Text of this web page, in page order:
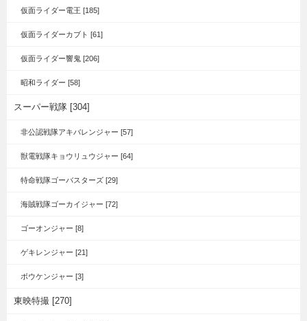
仮面ライダー電王 [185]
仮面ライダーカブト [61]
仮面ライダー響鬼 [206]
昭和ライダー [58]
スーパー戦隊 [304]
非公認戦隊アキバレンジャー [57]
獣電戦隊キョウリュウジャー [64]
特命戦隊ゴーバスターズ [29]
海賊戦隊ゴーカイジャー [72]
ゴーオンジャー [8]
ゲキレンジャー [21]
ボウケンジャー [3]
東映特撮 [270]